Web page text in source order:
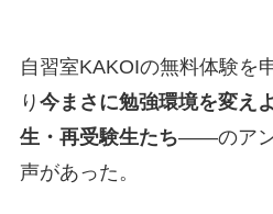
自習室KAKOIの無料体験
り 今まさに勉強環境を変え
生・再受験生たち——のアン
声があった。